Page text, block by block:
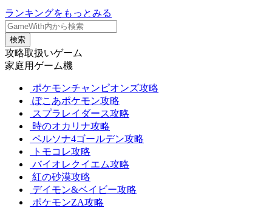
ランキングをもっとみる
検索
攻略取扱いゲーム
家庭用ゲーム機
ポケモンチャンピオンズ攻略
ぽこあポケモン攻略
スプラレイダース攻略
時のオカリナ攻略
ペルソナ4ゴールデン攻略
トモコレ攻略
バイオレクイエム攻略
紅の砂漠攻略
デイモン&ベイビー攻略
ポケモンZA攻略